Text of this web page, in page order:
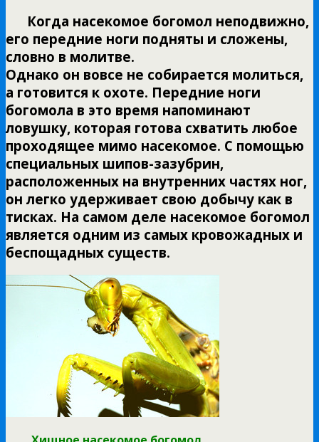
Когда насекомое богомол неподвижно,
его передние ноги подняты и сложены,
словно в молитве.
Однако он вовсе не собирается молиться,
а готовится к охоте. Передние ноги
богомола в это время напоминают
ловушку, которая готова схватить любое
проходящее мимо насекомое. С помощью
специальных шипов-зазубрин,
расположенных на внутренних частях ног,
он легко удерживает свою добычу как в
тисках. На самом деле насекомое богомол
является одним из самых кровожадных и
беспощадных существ.